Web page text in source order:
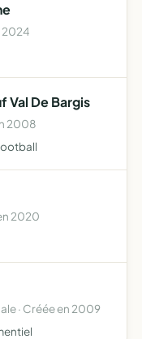
2024
Val De Bargis
2008
2020
· Créée en 2009